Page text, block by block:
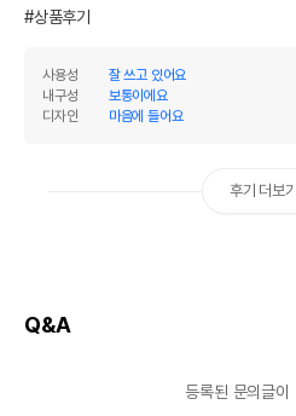
#상품후기
사용성
잘 쓰고 있어요
내구성
보통이에요
디자인
마음에 들어요
후기 더보기
Q&A
등록된 문의글이